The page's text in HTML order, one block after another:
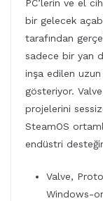
PC’lerin ve el
bir gelecek
tarafından
sadece bir yan
inşa edilen
gösteriyor.
projelerini
SteamOS
endüstri
Valve,
Windows-